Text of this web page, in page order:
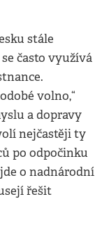
stále
často využívá
volno,“
a dopravy
nejčastěji ty
po odpočinku
o nadnárodní
řešit